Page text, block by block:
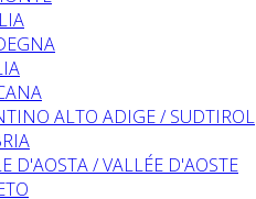
ALTO ADIGE / SUDTIROL
D'AOSTA / VALLÉE D'AOSTE